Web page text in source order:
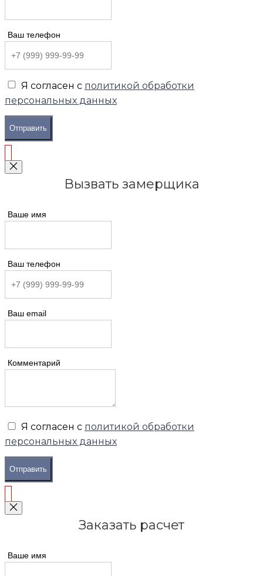
Ваш телефон
Я согласен с политикой обработки
персональных данных
Отправить
Вызвать замерщика
Ваше имя
Ваш телефон
Ваш email
Комментарий
Я согласен с политикой обработки
персональных данных
Отправить
Заказать расчет
Ваше имя